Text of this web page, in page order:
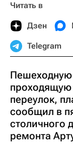
Читать в
Дзен
Telegram
Пешеходную
проходящую
переулок,
сообщил в
столичного
ремонта